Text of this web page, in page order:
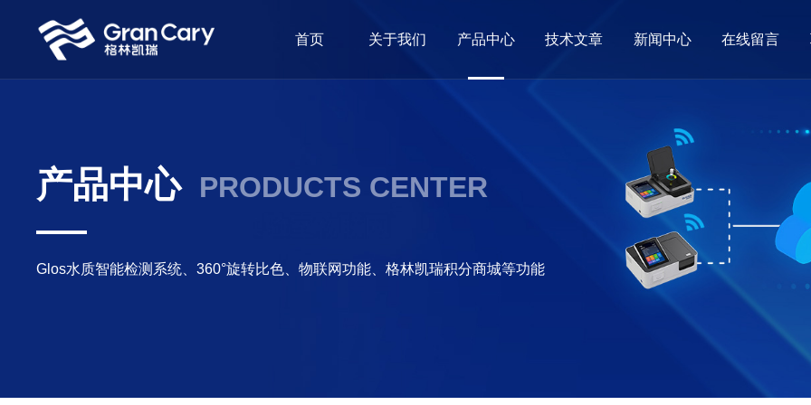
首页 关于我们 产品中心 技术文章 新闻中心 在线留言
产品中心 PRODUCTS CENTER
Glos水质智能检测系统、360°旋转比色、物联网功能、格林凯瑞积分商城等功能